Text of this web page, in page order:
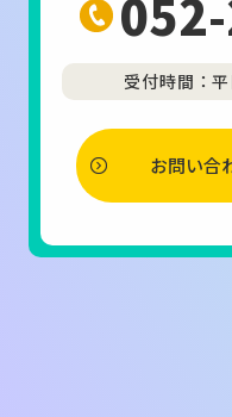
受付時間：
お問い合